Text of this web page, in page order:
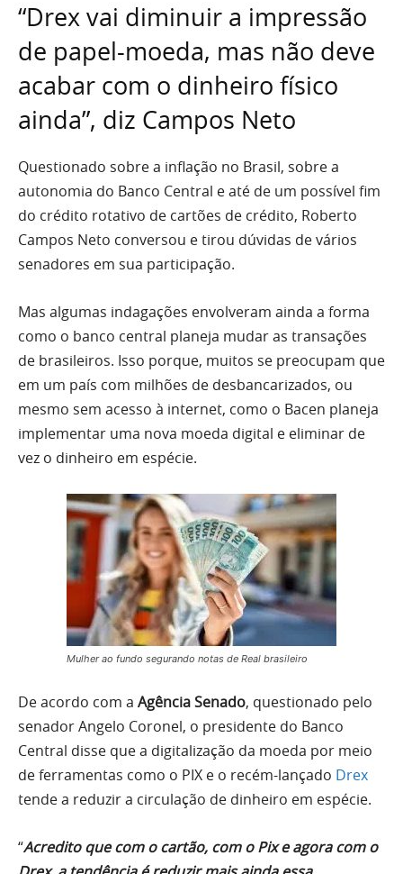
“Drex vai diminuir a impressão
de papel-moeda, mas não deve
acabar com o dinheiro físico
ainda”, diz Campos Neto
Questionado sobre a inflação no Brasil, sobre a
autonomia do Banco Central e até de um possível fim
do crédito rotativo de cartões de crédito, Roberto
Campos Neto conversou e tirou dúvidas de vários
senadores em sua participação.
Mas algumas indagações envolveram ainda a forma
como o banco central planeja mudar as transações
de brasileiros. Isso porque, muitos se preocupam que
em um país com milhões de desbancarizados, ou
mesmo sem acesso à internet, como o Bacen planeja
implementar uma nova moeda digital e eliminar de
vez o dinheiro em espécie.
Mulher ao fundo segurando notas de Real brasileiro
De acordo com a Agência Senado, questionado pelo
senador Angelo Coronel, o presidente do Banco
Central disse que a digitalização da moeda por meio
de ferramentas como o PIX e o recém-lançado Drex
tende a reduzir a circulação de dinheiro em espécie.
“Acredito que com o cartão, com o Pix e agora com o